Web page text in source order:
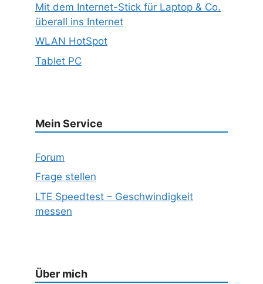
Mit dem Internet-Stick für Laptop & Co.
überall ins Internet
WLAN HotSpot
Tablet PC
Mein Service
Forum
Frage stellen
LTE Speedtest – Geschwindigkeit
messen
Über mich